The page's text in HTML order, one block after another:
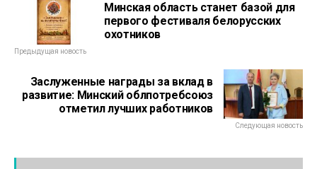
Минская область станет базой для
первого фестиваля белорусских
охотников
Предыдущая новость
Заслуженные награды за вклад в
развитие: Минский облпотребсоюз
отметил лучших работников
Следующая новость